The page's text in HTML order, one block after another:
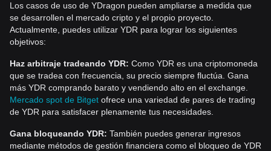
Los casos de uso de YDragon pueden ampliarse a medida que
se desarrollen el mercado cripto y el propio proyecto.
Actualmente, puedes utilizar YDR para lograr los siguientes
objetivos:
Haz arbitraje tradeando YDR: Como YDR es una criptomoneda
que se tradea con frecuencia, su precio siempre fluctúa. Gana
más YDR comprando barato y vendiendo alto en el exchange.
Mercado spot de Bitget ofrece una variedad de pares de trading
de YDR para satisfacer plenamente tus necesidades.
Gana bloqueando YDR: También puedes generar ingresos
mediante métodos de gestión financiera como el bloqueo de YDR